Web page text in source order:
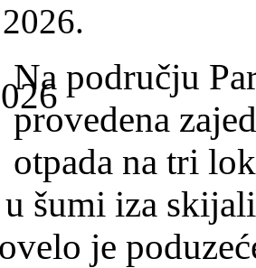
Na području
provedena
otpada na tri
u šumi iza
je